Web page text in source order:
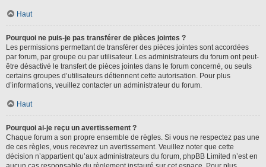
Haut
Pourquoi ne puis-je pas transférer de pièces jointes ?
Les permissions permettant de transférer des pièces jointes sont accordées
par forum, par groupe ou par utilisateur. Les administrateurs du forum ont peut-
être désactivé le transfert de pièces jointes dans le forum concerné, ou seuls
certains groupes d’utilisateurs détiennent cette autorisation. Pour plus
d’informations, veuillez contacter un administrateur du forum.
Haut
Pourquoi ai-je reçu un avertissement ?
Chaque forum a son propre ensemble de règles. Si vous ne respectez pas une
de ces règles, vous recevrez un avertissement. Veuillez noter que cette
décision n’appartient qu’aux administrateurs du forum, phpBB Limited n’est en